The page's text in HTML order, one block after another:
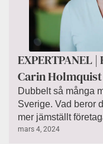
Carin Holmquist
Dubbelt så många
Sverige. Vad beror
mer jämställt
mars 4, 2024